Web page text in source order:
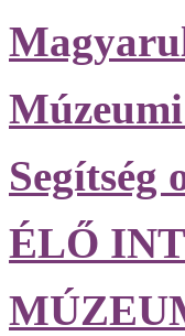
Segítség
ÉLŐ